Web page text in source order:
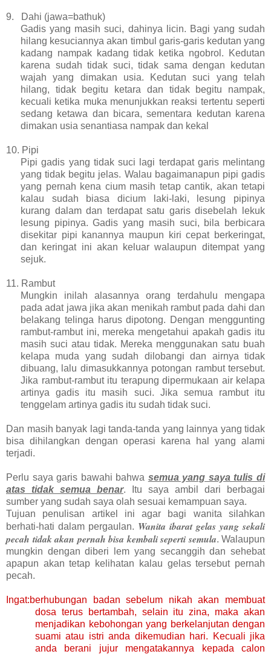
9.
Dahi (jawa=bathuk)
Gadis yang masih suci, dahinya licin. Bagi yang sudah
hilang kesuciannya akan timbul garis-garis kedutan yang
kadang nampak kadang tidak ketika ngobrol. Kedutan
karena sudah tidak suci, tidak sama dengan kedutan
wajah yang dimakan usia. Kedutan suci yang telah
hilang, tidak begitu ketara dan tidak begitu nampak,
kecuali ketika muka menunjukkan reaksi tertentu seperti
sedang ketawa dan bicara, sementara kedutan karena
dimakan usia senantiasa nampak dan kekal
10. Pipi
Pipi gadis yang tidak suci lagi terdapat garis melintang
yang tidak begitu jelas. Walau bagaimanapun pipi gadis
yang pernah kena cium masih tetap cantik, akan tetapi
kalau sudah biasa dicium laki-laki, lesung pipinya
kurang dalam dan terdapat satu garis disebelah lekuk
lesung pipinya. Gadis yang masih suci, bila berbicara
disekitar pipi kanannya maupun kiri cepat berkeringat,
dan keringat ini akan keluar walaupun ditempat yang
sejuk.
11. Rambut
Mungkin inilah alasannya orang terdahulu mengapa
pada adat jawa jika akan menikah rambut pada dahi dan
belakang telinga harus dipotong. Dengan menggunting
rambut-rambut ini, mereka mengetahui apakah gadis itu
masih suci atau tidak. Mereka menggunakan satu buah
kelapa muda yang sudah dilobangi dan airnya tidak
dibuang, lalu dimasukkannya potongan rambut tersebut.
Jika rambut-rambut itu terapung dipermukaan air kelapa
artinya gadis itu masih suci. Jika semua rambut itu
tenggelam artinya gadis itu sudah tidak suci.
Dan masih banyak lagi tanda-tanda yang lainnya yang tidak
bisa dihilangkan dengan operasi karena hal yang alami
terjadi.
Perlu saya garis bawahi bahwa semua yang saya tulis di
atas tidak semua benar. Itu saya ambil dari berbagai
sumber yang sudah saya olah sesuai kemampuan saya.
Tujuan penulisan artikel ini agar bagi wanita silahkan
berhati-hati dalam pergaulan. Wanita ibarat gelas yang sekali
pecah tidak akan pernah bisa kembali seperti semula. Walaupun
mungkin dengan diberi lem yang secanggih dan sehebat
apapun akan tetap kelihatan kalau gelas tersebut pernah
pecah.
Ingat:berhubungan badan sebelum nikah akan membuat
dosa terus bertambah, selain itu zina, maka akan
menjadikan kebohongan yang berkelanjutan dengan
suami atau istri anda dikemudian hari. Kecuali jika
anda berani jujur mengatakannya kepada calon